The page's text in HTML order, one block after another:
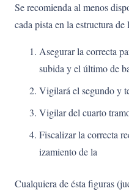
Se recomienda al menos
cada pista en la estructura
Asegurar la correcta
subida y el último de
Vigilará el segundo y
Vigilar del cuarto
Fiscalizar la correcta
izamiento de la
Cualquiera de ésta figuras